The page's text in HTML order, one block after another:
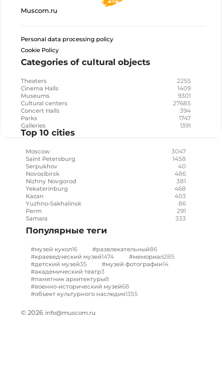
Muscom.ru
Personal data processing policy
Cookie Policy
Categories of cultural objects
Theaters 2255
Cinema Halls 1409
Museums 9301
Cultural centers 27685
Concert Halls 394
Parks 1747
Galleries 1391
Top 10 cities
Moscow 3047
Saint Petersburg 1458
Serpukhov 40
Novosibirsk 486
Nizhny Novgorod 381
Yekaterinburg 468
Kazan 403
Yuzhno-Sakhalinsk 86
Perm 291
Samara 333
Популярные теги
#музей кукол16 #развлекательный86
#краеведческий музей1474 #мемориал285
#детский музей35 #музей фотографии14
#академический театр3
#памятник архитектуры8
#военно-исторический музей68
#объект культурного наследия1355
© 2026 info@muscom.ru